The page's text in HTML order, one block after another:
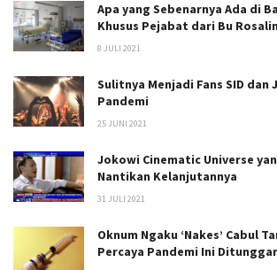
Apa yang Sebenarnya Ada di
Khusus Pejabat dari Bu
8 JULI 2021
Sulitnya Menjadi Fans SID dan
Pandemi
25 JUNI 2021
Jokowi Cinematic Universe
Nantikan Kelanjutannya
31 JULI 2021
Oknum Ngaku ‘Nakes’ Cabul
Percaya Pandemi Ini